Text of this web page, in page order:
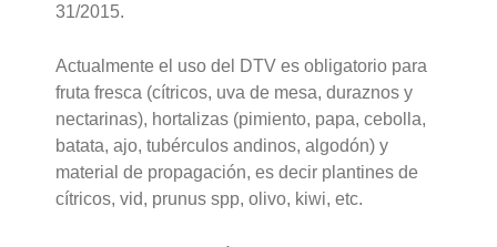
31/2015.
Actualmente el uso del DTV es obligatorio para
fruta fresca (cítricos, uva de mesa, duraznos y
nectarinas), hortalizas (pimiento, papa, cebolla,
batata, ajo, tubérculos andinos, algodón) y
material de propagación, es decir plantines de
cítricos, vid, prunus spp, olivo, kiwi, etc.